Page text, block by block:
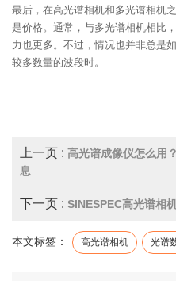
最后，在高光谱相机和多光谱相机
是价格。通常，与多光谱相机相比
力也更多。不过，情况也并非总是
较多数量的波段时。
上一页 : 高光谱成像仪怎么用
息
下一页 : SINESPEC高光谱相
本文标签： 高光谱相机 光谱